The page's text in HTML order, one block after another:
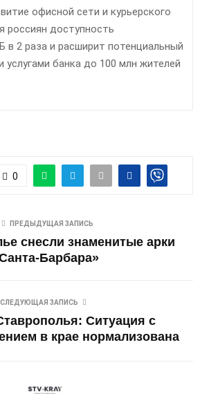
офисной сети и курьерского
россиян доступность
в 2 раза и расширит потенциальный
банка до 100 млн жителей
0
ПРЕДЫДУЩАЯ ЗАПИСЬ
снесли знаменитые арки
Барбара»
СЛЕДУЮЩАЯ ЗАПИСЬ
Ситуация с
в крае нормализована